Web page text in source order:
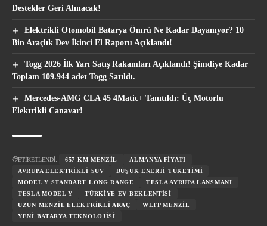
Destekler Geri Alınacak!
Elektrikli Otomobil Batarya Ömrü Ne Kadar Dayanıyor? 10
Bin Araçlık Dev İkinci El Raporu Açıklandı!
Togg 2026 İlk Yarı Satış Rakamları Açıklandı! Şimdiye Kadar
Toplam 109.944 adet Togg Satıldı.
Mercedes-AMG CLA 45 4Matic+ Tanıtıldı: Üç Motorlu
Elektrikli Canavar!
ETİKETLENDİ: 657 KM MENZIL
ALMANYA FIYATI
AVRUPA ELEKTRIKLI SUV
DÜŞÜK ENERJI TÜKETIMI
MODEL Y STANDART LONG RANGE
TESLA AVRUPA LANSMANI
TESLA MODEL Y
TÜRKIYE EV BEKLENTISI
UZUN MENZIL ELEKTRIKLI ARAÇ
WLTP MENZIL
YENI BATARYA TEKNOLOJISI